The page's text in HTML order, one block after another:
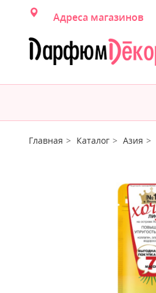
Адреса магазинов
Главная Каталог Азия